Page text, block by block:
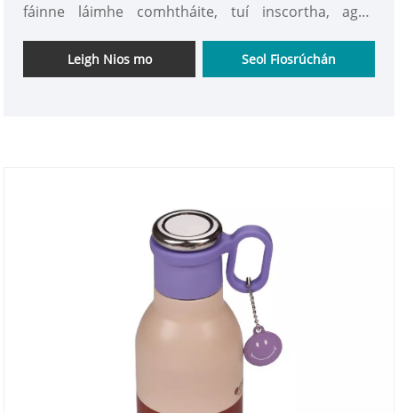
fáinne láimhe comhtháite, tuí inscortha, agus
iomadúla dathanna codarsnachta sáithiúcháin íseal
grúpaí éagsúla daoine, lena n-áirítear fir agus mná,
phobal ó cheithre ghné: sábháilteacht uisce óil,
taithí iniompartha, cuma aeistéitiúil, agus soláthar
Leigh Nios mo Seol Fiosrúchán